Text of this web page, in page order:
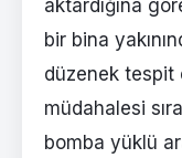
aktardığına
bir bina
düzenek tespit
müdahalesi
bomba yüklü